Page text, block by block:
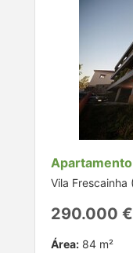
Vila Frescainha
290.000 €
Área: 84 m²